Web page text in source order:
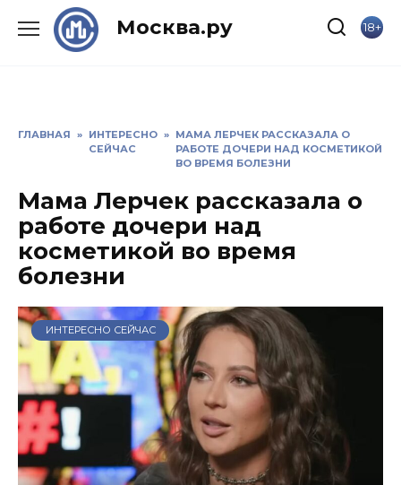
Москва.ру 18+
ГЛАВНАЯ » ИНТЕРЕСНО
СЕЙЧАС
» МАМА ЛЕРЧЕК РАССКАЗАЛА О
РАБОТЕ ДОЧЕРИ НАД КОСМЕТИКОЙ
ВО ВРЕМЯ БОЛЕЗНИ
Мама Лерчек рассказала о
работе дочери над
косметикой во время
болезни
ИНТЕРЕСНО СЕЙЧАС